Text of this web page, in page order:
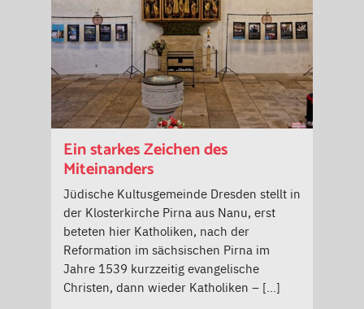
Ein starkes Zeichen des
Miteinanders
Jüdische Kultusgemeinde Dresden stellt in
der Klosterkirche Pirna aus Nanu, erst
beteten hier Katholiken, nach der
Reformation im sächsischen Pirna im
Jahre 1539 kurzzeitig evangelische
Christen, dann wieder Katholiken – […]